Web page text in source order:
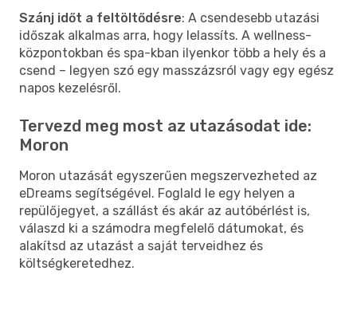
Szánj időt a feltöltődésre: A csendesebb utazási
időszak alkalmas arra, hogy lelassíts. A wellness-
központokban és spa-kban ilyenkor több a hely és a
csend – legyen szó egy masszázsról vagy egy egész
napos kezelésről.
Tervezd meg most az utazásodat ide:
Moron
Moron utazását egyszerűen megszervezheted az
eDreams segítségével. Foglald le egy helyen a
repülőjegyet, a szállást és akár az autóbérlést is,
válaszd ki a számodra megfelelő dátumokat, és
alakítsd az utazást a saját terveidhez és
költségkeretedhez.